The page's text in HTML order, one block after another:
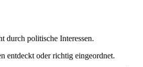
politische Interessen.
entdeckt oder richtig eingeordnet.